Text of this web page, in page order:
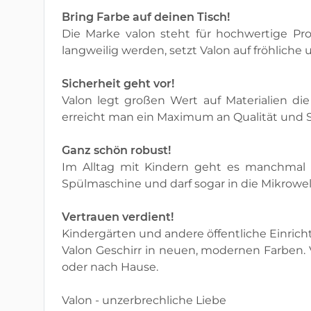
Bring Farbe auf deinen Tisch!
Die Marke valon steht für hochwertige
langweilig werden, setzt Valon auf fröhliche
Sicherheit geht vor!
Valon legt großen Wert auf Materialien
erreicht man ein Maximum an Qualität und
Ganz schön robust!
Im Alltag mit Kindern geht es manchmal
Spülmaschine und darf sogar in die
Vertrauen verdient!
Kindergärten und andere öffentliche
Valon Geschirr in neuen, modernen
oder nach Hause.
Valon - unzerbrechliche Liebe